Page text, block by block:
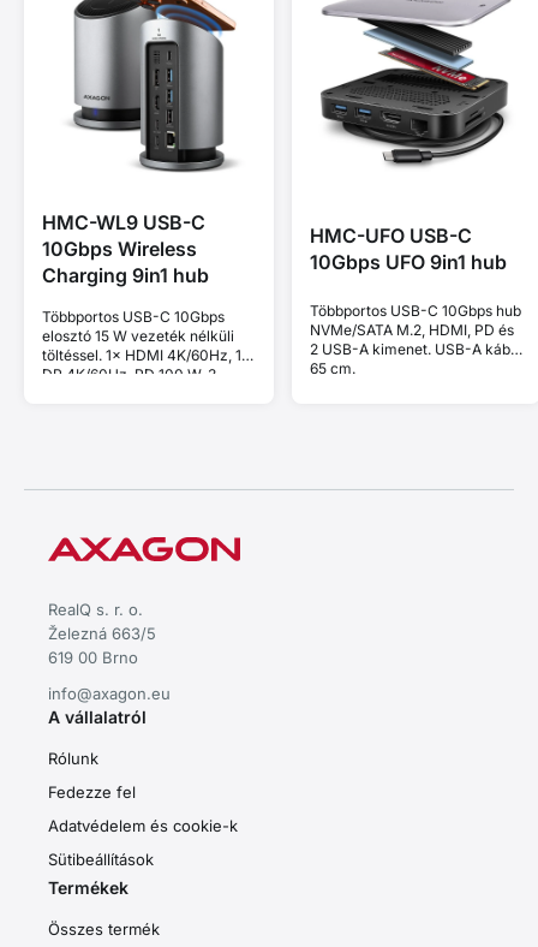
HMC-WL9 USB-C
10Gbps Wireless
Charging 9in1 hub
Többportos USB-C 10Gbps
elosztó 15 W vezeték nélküli
töltéssel. 1× HDMI 4K/60Hz, 1×
DP 4K/60Hz, PD 100 W, 3
HMC-UFO USB-C
10Gbps UFO 9in1 hub
Többportos USB-C 10Gbps hub
NVMe/SATA M.2, HDMI, PD és
2 USB-A kimenet. USB-A kábel
65 cm.
RealQ s. r. o.
Železná 663/5
619 00 Brno
info@axagon.eu
A vállalatról
Rólunk
Fedezze fel
Adatvédelem és cookie-k
Sütibeállítások
Termékek
Összes termék